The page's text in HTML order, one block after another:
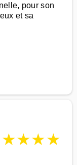
pour son
et sa
★★★★